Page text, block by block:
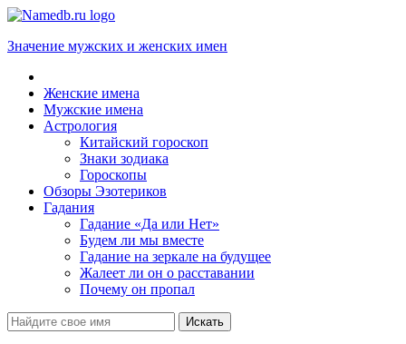
Значение мужских и женских имен
Женские имена
Мужские имена
Астрология
Китайский гороскоп
Знаки зодиака
Гороскопы
Обзоры Эзотериков
Гадания
Гадание «Да или Нет»
Будем ли мы вместе
Гадание на зеркале на будущее
Жалеет ли он о расставании
Почему он пропал